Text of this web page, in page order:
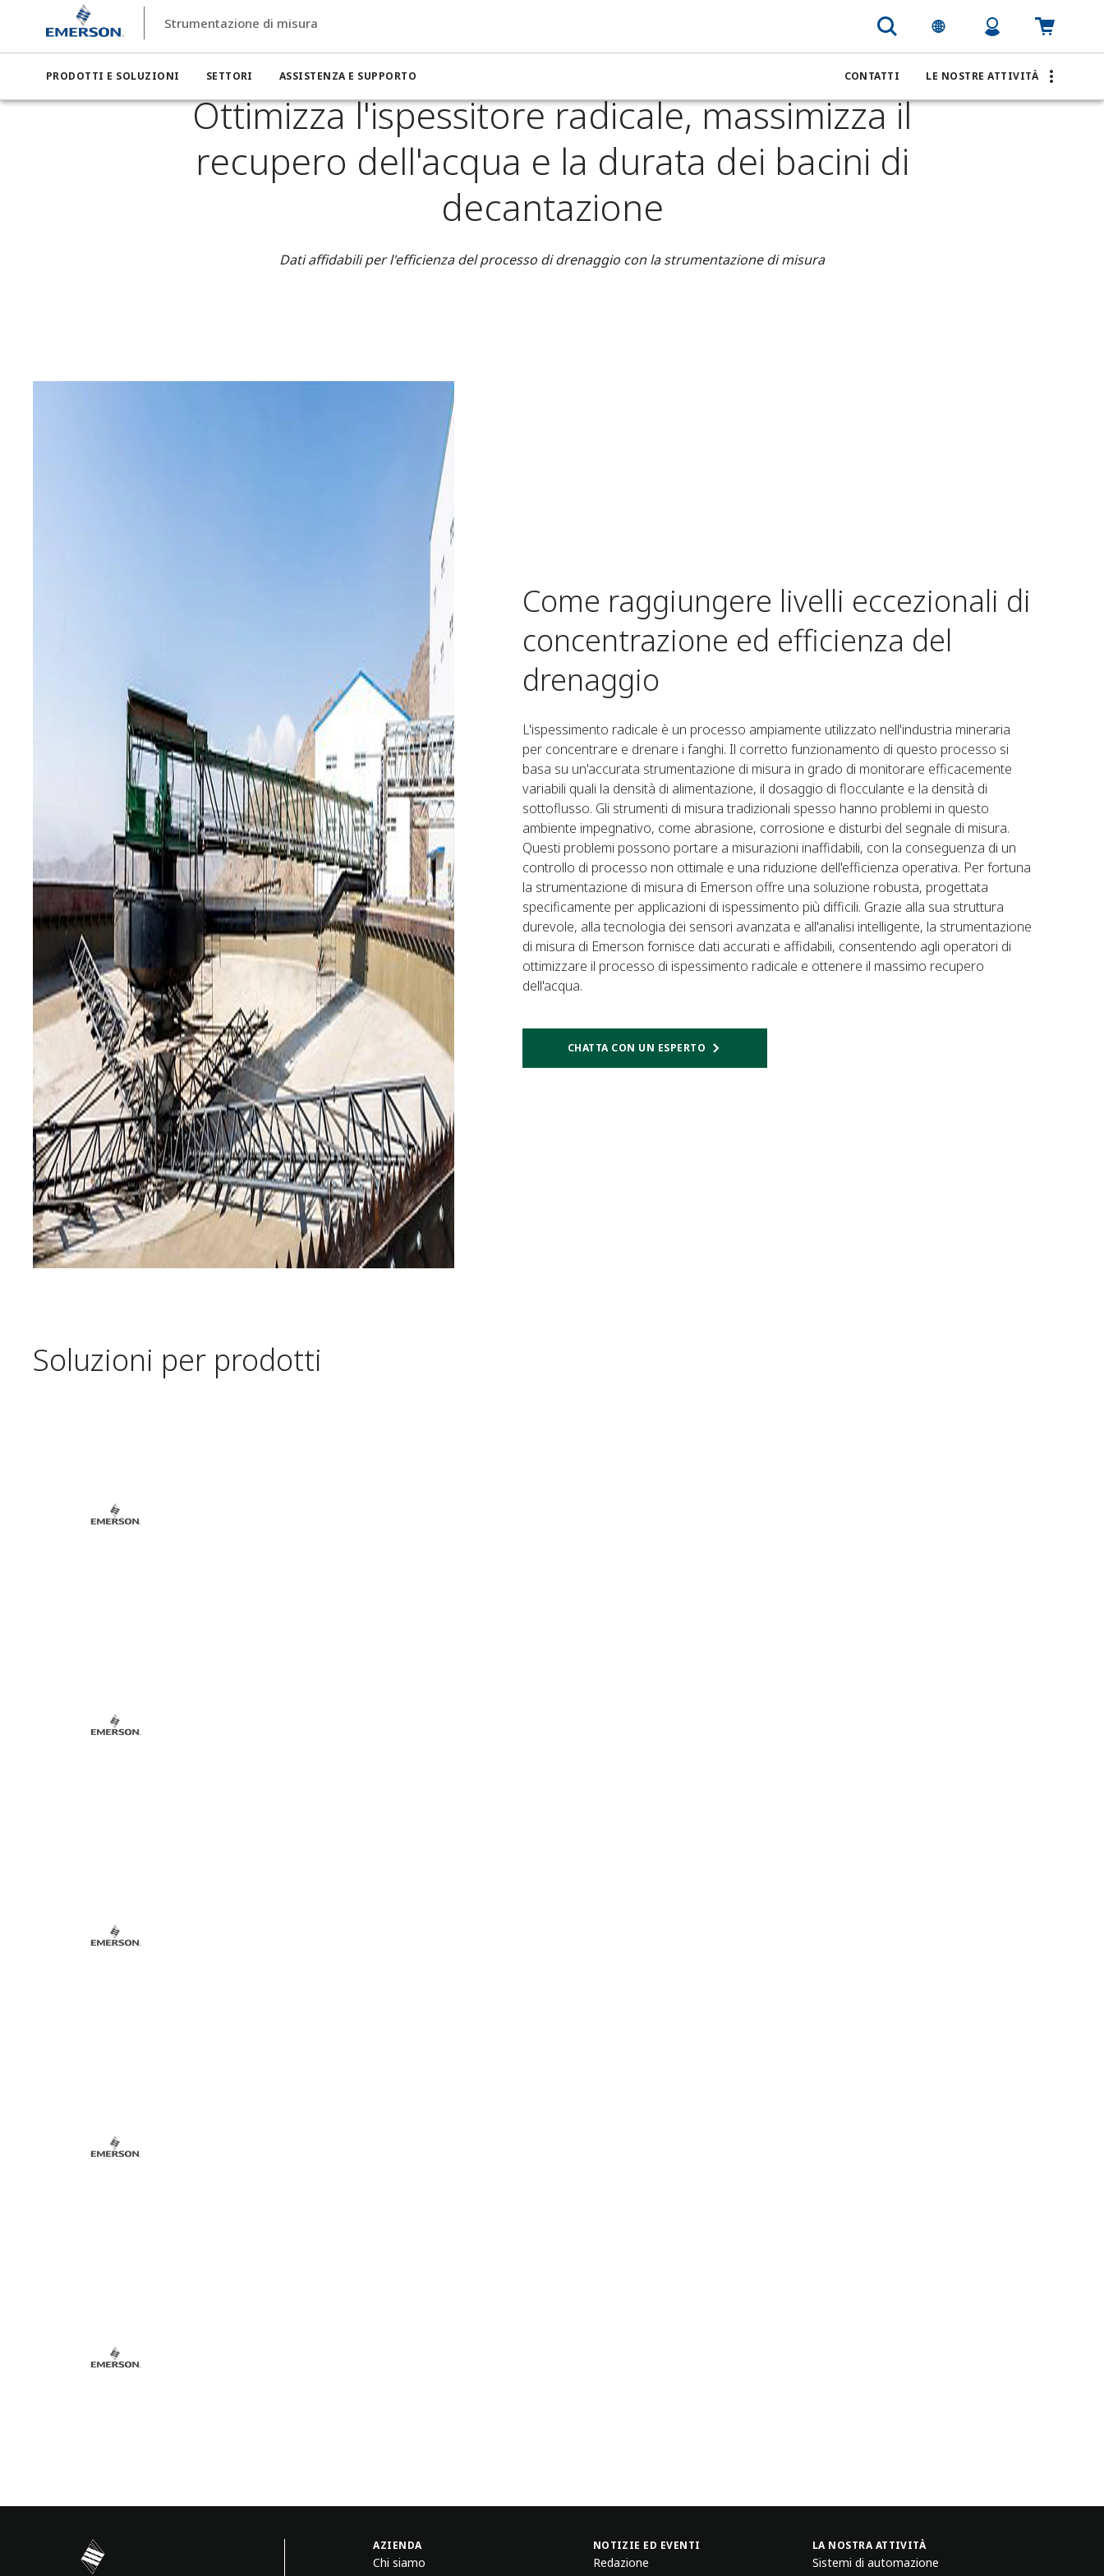
Strumentazione di misura
PRODOTTI E SOLUZIONI SETTORI ASSISTENZA E SUPPORTO CONTATTI LE NOSTRE ATTIVITÀ
Strumentazione di misura
Ottimizza l'ispessitore radicale, massimizza il recupero dell'acqua e la durata dei bacini di decantazione
Ottimizza l'ispessitore radicale, massimizza il
recupero dell'acqua e la durata dei bacini di
decantazione
Dati affidabili per l'efficienza del processo di drenaggio con la strumentazione di misura
Come raggiungere livelli eccezionali di
concentrazione ed efficienza del
drenaggio
L'ispessimento radicale è un processo ampiamente utilizzato nell'industria mineraria
per concentrare e drenare i fanghi. Il corretto funzionamento di questo processo si
basa su un'accurata strumentazione di misura in grado di monitorare efficacemente
variabili quali la densità di alimentazione, il dosaggio di flocculante e la densità di
sottoflusso. Gli strumenti di misura tradizionali spesso hanno problemi in questo
ambiente impegnativo, come abrasione, corrosione e disturbi del segnale di misura.
Questi problemi possono portare a misurazioni inaffidabili, con la conseguenza di un
controllo di processo non ottimale e una riduzione dell'efficienza operativa. Per fortuna
la strumentazione di misura di Emerson offre una soluzione robusta, progettata
specificamente per applicazioni di ispessimento più difficili. Grazie alla sua struttura
durevole, alla tecnologia dei sensori avanzata e all'analisi intelligente, la strumentazione
di misura di Emerson fornisce dati accurati e affidabili, consentendo agli operatori di
ottimizzare il processo di ispessimento radicale e ottenere il massimo recupero
dell'acqua.
CHATTA CON UN ESPERTO
Soluzioni per prodotti
AZIENDA
Chi siamo
NOTIZIE ED EVENTI
Redazione
LA NOSTRA ATTIVITÀ
Sistemi di automazione